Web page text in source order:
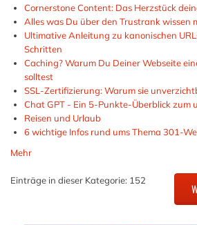
Cornerstone Content: Das Herzstück
Alles was Du über den Trustrank wissen
Ultimative Anleitung zu kanonischen
Schritten
Caching? Warum Du Deiner Webseite
solltest
SSL-Zertifizierung: Warum sie
Chat GPT - Ein 5-Punkte-Überblick zum
Reisen und Urlaub
6 wichtige Infos rund ums Thema 301-
Mehr
Einträge in dieser Kategorie: 152